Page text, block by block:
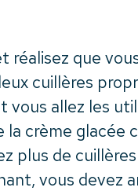
que
cuillères
allez les
la crème glacée
plus de
vous devez